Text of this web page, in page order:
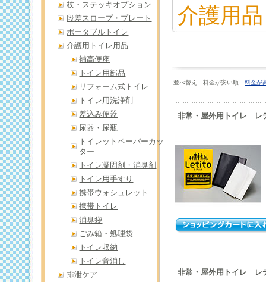
介護用品
並べ替え 料金が安い順料金が
非常・屋外用トイレ
非常・屋外用トイレ
杖・ステッキオプション
段差スロープ・プレート
ポータブルトイレ
介護用トイレ用品
補高便座
トイレ用部品
リフォーム式トイレ
トイレ用洗浄剤
差込み便器
尿器・尿瓶
トイレットペーパーカッ
ター
トイレ凝固剤・消臭剤
トイレ用手すり
携帯ウォシュレット
携帯トイレ
消臭袋
ごみ箱・処理袋
トイレ収納
トイレ音消し
排泄ケア